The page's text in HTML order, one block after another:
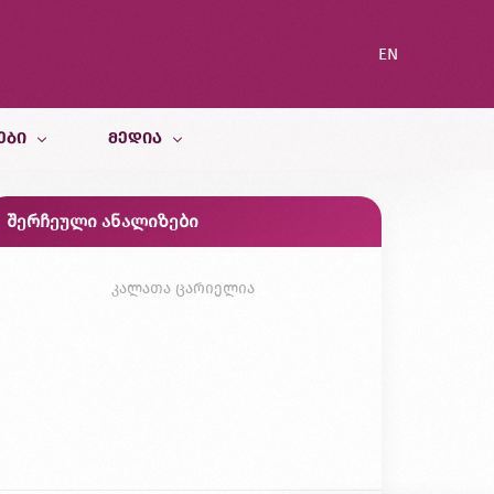
EN
სამსახური
ᲛᲔᲓᲘᲐ
სიახლეები
შერჩეული ანალიზები
კალათა ცარიელია